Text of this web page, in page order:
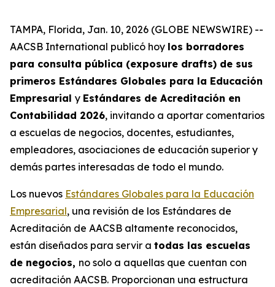
TAMPA, Florida, Jan. 10, 2026 (GLOBE NEWSWIRE) --
AACSB International publicó hoy los borradores
para consulta pública (exposure drafts) de sus
primeros Estándares Globales para la Educación
Empresarial y Estándares de Acreditación en
Contabilidad 2026, invitando a aportar comentarios
a escuelas de negocios, docentes, estudiantes,
empleadores, asociaciones de educación superior y
demás partes interesadas de todo el mundo.
Los nuevos Estándares Globales para la Educación
Empresarial, una revisión de los Estándares de
Acreditación de AACSB altamente reconocidos,
están diseñados para servir a todas las escuelas
de negocios, no solo a aquellas que cuentan con
acreditación AACSB. Proporcionan una estructura